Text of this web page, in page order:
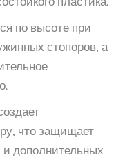
по высоте при
стопоров, а
что защищает
и дополнительных